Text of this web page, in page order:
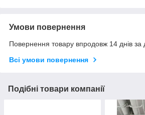
Умови повернення
Повернення товару впродовж 14 днів за
Всі умови повернення
Подібні товари компанії